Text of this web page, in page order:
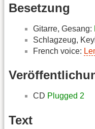
Besetzung
Gitarre, Gesang:
Schlagzeug,
French voice:
CD Plugged 2
Text